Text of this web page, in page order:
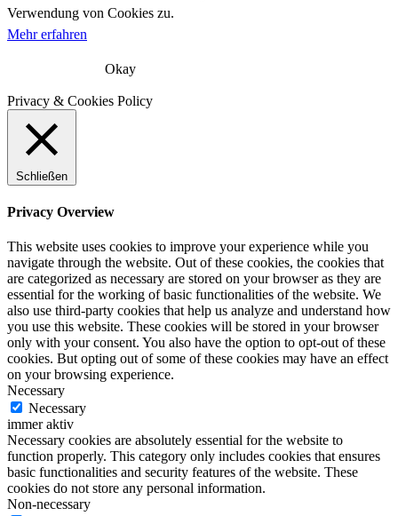
Verwendung von Cookies zu.
Mehr erfahren
Okay
Privacy & Cookies Policy
Schließen
Privacy Overview
This website uses cookies to improve your experience while you
navigate through the website. Out of these cookies, the cookies that
are categorized as necessary are stored on your browser as they are
essential for the working of basic functionalities of the website. We
also use third-party cookies that help us analyze and understand how
you use this website. These cookies will be stored in your browser
only with your consent. You also have the option to opt-out of these
cookies. But opting out of some of these cookies may have an effect
on your browsing experience.
Necessary
Necessary
immer aktiv
Necessary cookies are absolutely essential for the website to
function properly. This category only includes cookies that ensures
basic functionalities and security features of the website. These
cookies do not store any personal information.
Non-necessary